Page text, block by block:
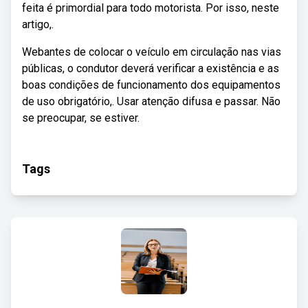
feita é primordial para todo motorista. Por isso, neste
artigo,.
Webantes de colocar o veículo em circulação nas vias
públicas, o condutor deverá verificar a existência e as
boas condições de funcionamento dos equipamentos
de uso obrigatório,. Usar atenção difusa e passar. Não
se preocupar, se estiver.
Tags